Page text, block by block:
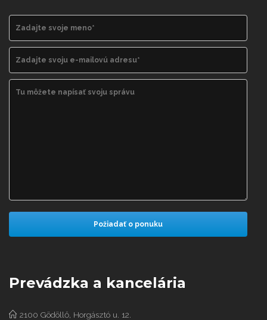
Prevádzka a kancelária
2100 Gödöllő, Horgásztó u. 12.